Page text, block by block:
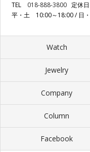
TEL 018-888-3800 定休
平・土 10:00～18:00 / 日
Watch
Jewelry
Company
Column
Facebook